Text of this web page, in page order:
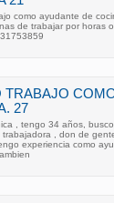
como ayudante de
de trabajar por horas
TRABAJO
27
, tengo 34 años,
trabajadora , don de
experiencia como